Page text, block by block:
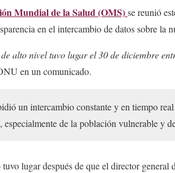
Mundial de la Salud (OMS)se reunió
en el intercambio de datos sobre la
alto nivel tuvo lugar el 30 de diciembre
en un comunicado.
un intercambio constante y en tiempo
especialmente de la población vulnerable y
lugar después de que el director general